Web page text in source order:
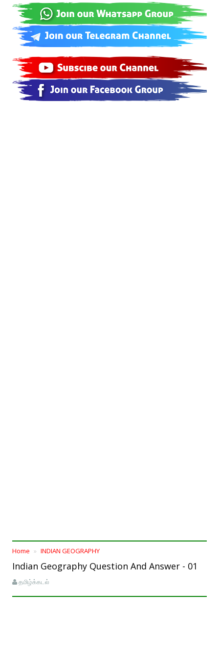
Home INDIAN GEOGRAPHY
Indian Geography Question And Answer - 01
தமிழ்க்கடல்